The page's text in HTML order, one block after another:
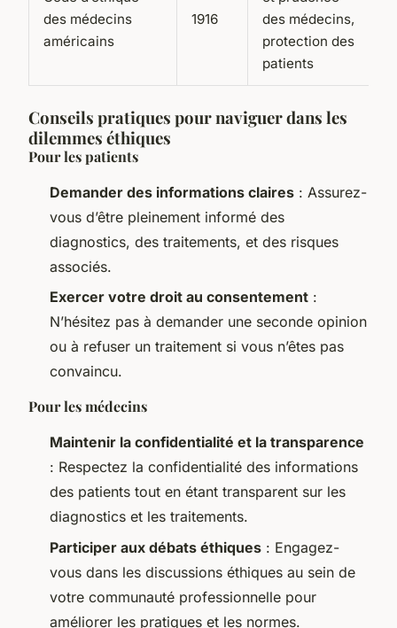
des médecins
américains
1916
des médecins,
protection des
patients
Conseils pratiques pour naviguer dans les
dilemmes éthiques
Pour les patients
Demander des informations claires : Assurez-
vous d’être pleinement informé des
diagnostics, des traitements, et des risques
associés.
Exercer votre droit au consentement :
N’hésitez pas à demander une seconde opinion
ou à refuser un traitement si vous n’êtes pas
convaincu.
Pour les médecins
Maintenir la confidentialité et la transparence
: Respectez la confidentialité des informations
des patients tout en étant transparent sur les
diagnostics et les traitements.
Participer aux débats éthiques : Engagez-
vous dans les discussions éthiques au sein de
votre communauté professionnelle pour
améliorer les pratiques et les normes.